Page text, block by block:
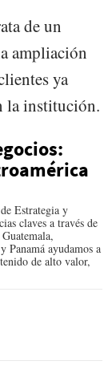
de un
ampliación
ya
la institución.
Estrategia y
claves a través de
Panamá ayudamos a
de alto valor,